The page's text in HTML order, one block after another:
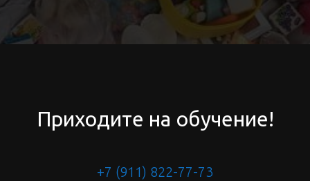
Приходите на обучение!
+7 (911) 822-77-73